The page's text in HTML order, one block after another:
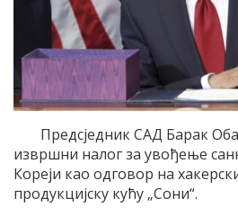
Предсједник САД Барак
извршни налог за увођење
Кореји као одговор на
продукцијску кућу „Сони“.